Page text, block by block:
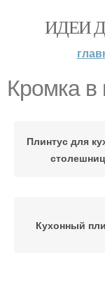
ИДЕИ
Кромка в
Плинтус для
Кухонный